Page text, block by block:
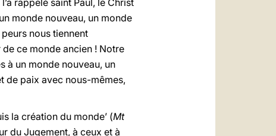
rappelé saint Paul, le Christ
monde nouveau, un monde
nous tiennent
ce monde ancien ! Notre
à un monde nouveau, un
de paix avec nous-mêmes,
la création du monde’ (Mt
du Jugement, à ceux et à